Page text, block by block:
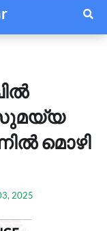
മൊഴി
2025